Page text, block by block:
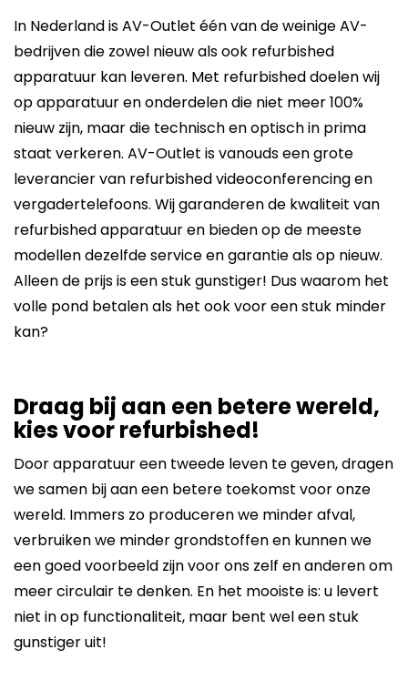
In Nederland is AV-Outlet één van de weinige AV-
bedrijven die zowel nieuw als ook refurbished
apparatuur kan leveren. Met refurbished doelen wij
op apparatuur en onderdelen die niet meer 100%
nieuw zijn, maar die technisch en optisch in prima
staat verkeren. AV-Outlet is vanouds een grote
leverancier van refurbished videoconferencing en
vergadertelefoons. Wij garanderen de kwaliteit van
refurbished apparatuur en bieden op de meeste
modellen dezelfde service en garantie als op nieuw.
Alleen de prijs is een stuk gunstiger! Dus waarom het
volle pond betalen als het ook voor een stuk minder
kan?
Draag bij aan een betere wereld,
kies voor refurbished!
Door apparatuur een tweede leven te geven, dragen
we samen bij aan een betere toekomst voor onze
wereld. Immers zo produceren we minder afval,
verbruiken we minder grondstoffen en kunnen we
een goed voorbeeld zijn voor ons zelf en anderen om
meer circulair te denken. En het mooiste is: u levert
niet in op functionaliteit, maar bent wel een stuk
gunstiger uit!